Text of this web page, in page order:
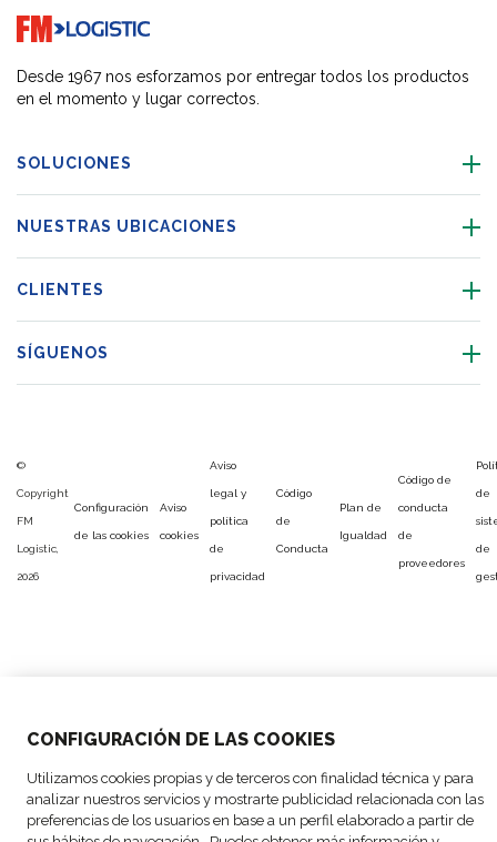
CONFIGURACIÓN DE LAS COOKIES
Utilizamos cookies propias y de terceros con finalidad técnica y para
analizar nuestros servicios y mostrarte publicidad relacionada con las
preferencias de los usuarios en base a un perfil elaborado a partir de
Go to home page
Desde 1967 nos esforzamos por entregar todos los productos
en el momento y lugar correctos.
SOLUCIONES
NUESTRAS UBICACIONES
CLIENTES
SÍGUENOS
©
Copyright
FM
Logistic,
2026
Configuración
de las cookies
Aviso
cookies
Aviso
legal y
política
de
privacidad
Código
de
Conducta
Plan de
Igualdad
Código de
conducta
de
proveedores
de
de